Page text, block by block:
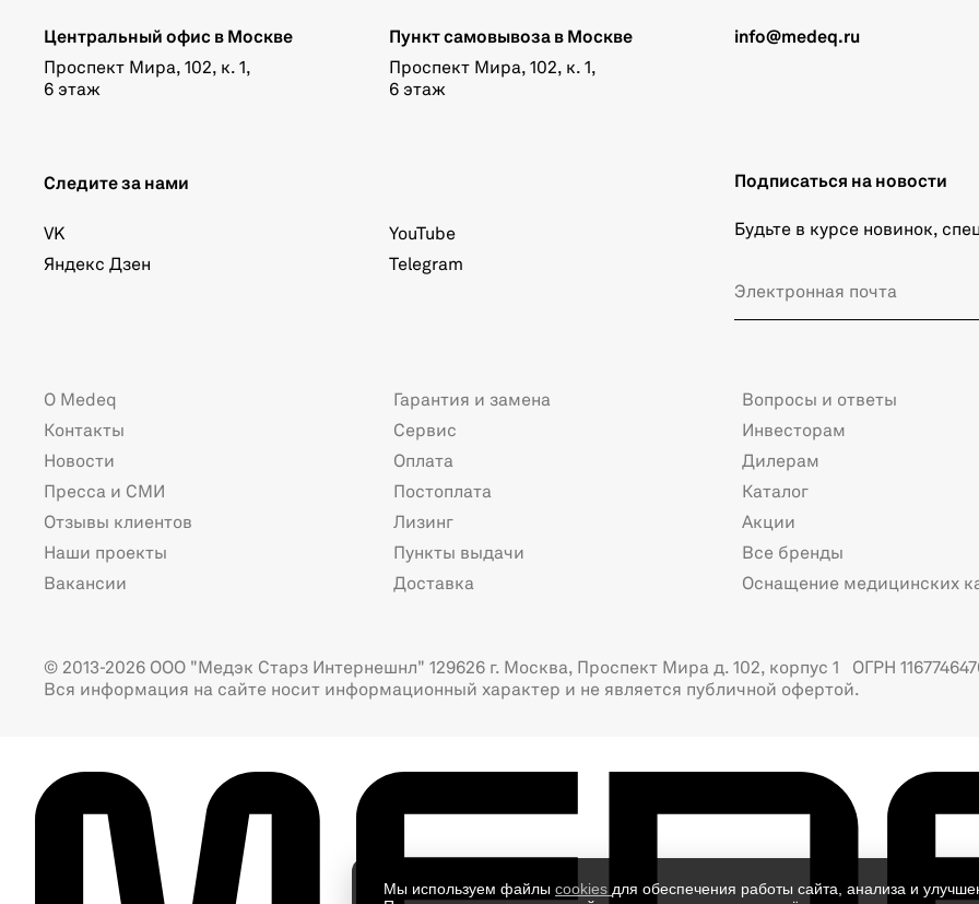
info@medeq.ru
Центральный офис в Москве
Проспект Мира, 102, к. 1,
6 этаж
Пункт самовывоза в Москве
Проспект Мира, 102, к. 1,
6 этаж
Следите за нами
VK
Яндекс Дзен
YouTube
Telegram
Подписаться на новости
Будьте в курсе новинок,
О Medeq
Контакты
Новости
Пресса и СМИ
Отзывы клиентов
Наши проекты
Вакансии
Гарантия и замена
Сервис
Оплата
Постоплата
Лизинг
Пункты выдачи
Доставка
Вопросы и ответы
Инвесторам
Дилерам
Каталог
Акции
Все бренды
Оснащение медицинских
© 2013-2026 ООО "Медэк Старз Интернешнл" 129626 г. Москва, Проспект Мира д. 102, корпус 1 ОГРН
Вся информация на сайте носит информационный характер и не является публичной офертой.
Мы используем файлы cookies для обеспечения работы сайта, анализа и